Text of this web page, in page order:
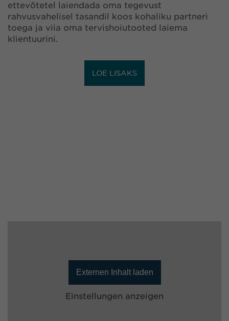
ettevõtetel laiendada oma tegevust
rahvusvahelisel tasandil koos kohaliku partneri
toega ja viia oma tervishoiutooted laiema
klientuurini.
LOE LISAKS
Externen Inhalt laden
Einstellungen anzeigen